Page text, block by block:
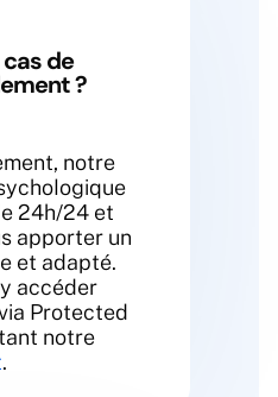
de
?
notre
24h/24 et
apporter un
et adapté.
accéder
Protected
notre
.